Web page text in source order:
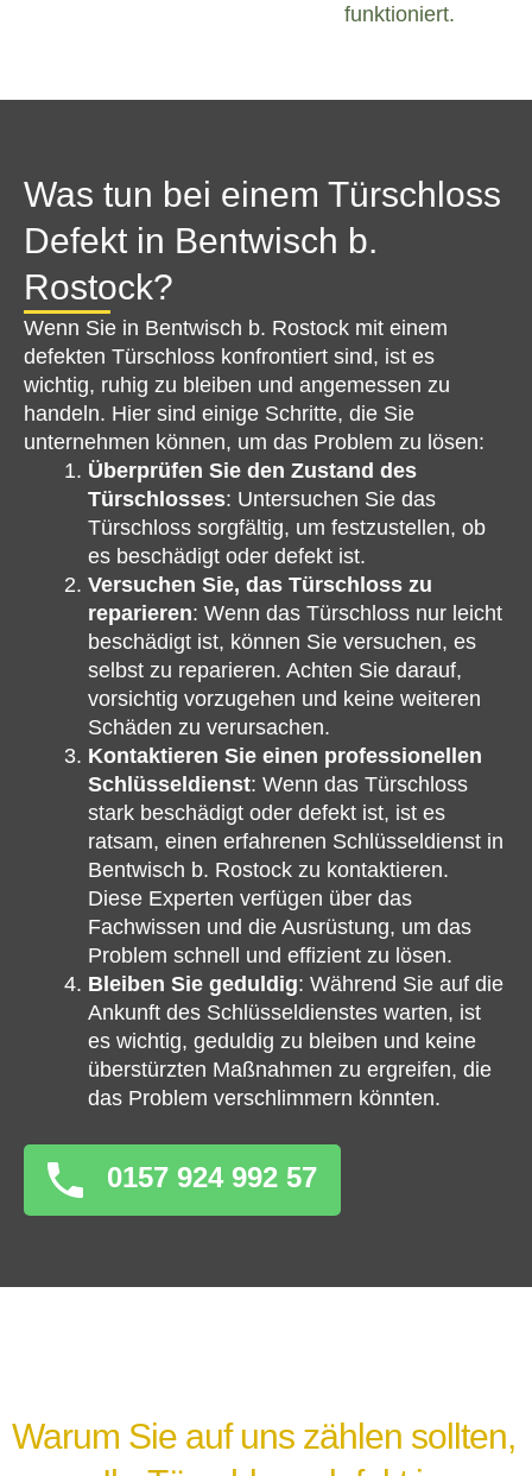
funktioniert.
Was tun bei einem Türschloss
Defekt in Bentwisch b.
Rostock?
Wenn Sie in Bentwisch b. Rostock mit einem
defekten Türschloss konfrontiert sind, ist es
wichtig, ruhig zu bleiben und angemessen zu
handeln. Hier sind einige Schritte, die Sie
unternehmen können, um das Problem zu lösen:
Überprüfen Sie den Zustand des
Türschlosses: Untersuchen Sie das
Türschloss sorgfältig, um festzustellen, ob
es beschädigt oder defekt ist.
Versuchen Sie, das Türschloss zu
reparieren: Wenn das Türschloss nur leicht
beschädigt ist, können Sie versuchen, es
selbst zu reparieren. Achten Sie darauf,
vorsichtig vorzugehen und keine weiteren
Schäden zu verursachen.
Kontaktieren Sie einen professionellen
Schlüsseldienst: Wenn das Türschloss
stark beschädigt oder defekt ist, ist es
ratsam, einen erfahrenen Schlüsseldienst in
Bentwisch b. Rostock zu kontaktieren.
Diese Experten verfügen über das
Fachwissen und die Ausrüstung, um das
Problem schnell und effizient zu lösen.
Bleiben Sie geduldig: Während Sie auf die
Ankunft des Schlüsseldienstes warten, ist
es wichtig, geduldig zu bleiben und keine
überstürzten Maßnahmen zu ergreifen, die
das Problem verschlimmern könnten.
0157 924 992 57
Warum Sie auf uns zählen sollten,